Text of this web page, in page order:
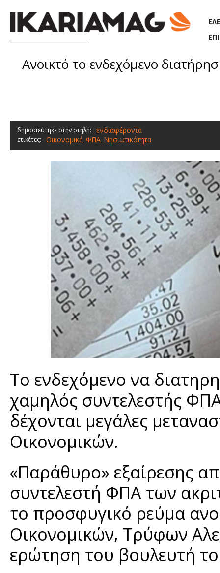
Ανοικτό το ενδεχόμενο
δημοσιεύτηκε στην στήλη: ενδιαφέροντα
ετικέτες: Οικονομικά, ΦΠΑ, Νησιωτικότητα
Το ενδεχόμενο να
χαμηλός συντελεστής
δέχονται μεγάλες
Οικονομικών.
«Παράθυρο» εξαίρεσης
συντελεστή ΦΠΑ των
το προσφυγικό ρεύμα
Οικονομικών, Τρύφων
ερώτηση του βουλευτή